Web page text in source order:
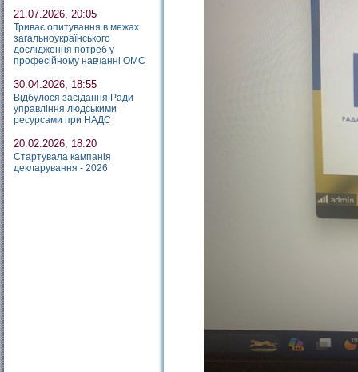
21.07.2026, 20:05
Триває опитування в межах
загальноукраїнського
дослідження потреб у
професійному навчанні ОМС
30.04.2026, 18:55
Відбулося засідання Ради
управління людськими
ресурсами при НАДС
20.02.2026, 18:20
Стартувала кампанія
декларування - 2026